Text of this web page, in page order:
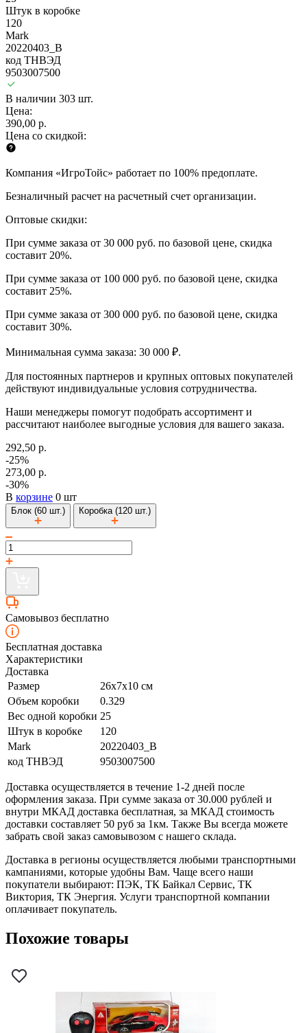
Штук в коробке
120
Mark
20220403_B
код ТНВЭД
9503007500
В наличии 303 шт.
Цена:
390,00 р.
Цена со скидкой:
Компания «ИгроТойс» работает по 100% предоплате.
Безналичный расчет на расчетный счет организации.
Оптовые скидки:
При сумме заказа от 30 000 руб. по базовой цене, скидка
составит 20%.
При сумме заказа от 100 000 руб. по базовой цене, скидка
составит 25%.
При сумме заказа от 300 000 руб. по базовой цене, скидка
составит 30%.
Минимальная сумма заказа: 30 000 ₽.
Для постоянных партнеров и крупных оптовых покупателей
действуют индивидуальные условия сотрудничества.
Наши менеджеры помогут подобрать ассортимент и
рассчитают наиболее выгодные условия для вашего заказа.
292,50 р.
-25%
273,00 р.
-30%
В корзине 0 шт
Блок (60 шт.) Коробка (120 шт.)
Самовывоз бесплатно
Бесплатная доставка
Характеристики
Доставка
Размер
26х7х10 см
Объем коробки
0.329
Вес одной коробки 25
Штук в коробке
120
Mark
20220403_B
код ТНВЭД
9503007500
Доставка осуществляется в течение 1-2 дней после
оформления заказа. При сумме заказа от 30.000 рублей и
внутри МКАД доставка бесплатная, за МКАД стоимость
доставки составляет 50 руб за 1км. Также Вы всегда можете
забрать свой заказ самовывозом с нашего склада.
Доставка в регионы осуществляется любыми транспортными
кампаниями, которые удобны Вам. Чаще всего наши
покупатели выбирают: ПЭК, ТК Байкал Сервис, ТК
Виктория, ТК Энергия. Услуги транспортной компании
оплачивает покупатель.
Похожие товары